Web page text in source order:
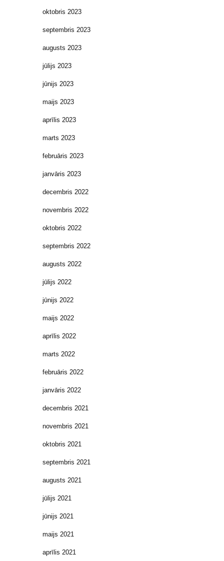
oktobris 2023
septembris 2023
augusts 2023
jūlijs 2023
jūnijs 2023
maijs 2023
aprīlis 2023
marts 2023
februāris 2023
janvāris 2023
decembris 2022
novembris 2022
oktobris 2022
septembris 2022
augusts 2022
jūlijs 2022
jūnijs 2022
maijs 2022
aprīlis 2022
marts 2022
februāris 2022
janvāris 2022
decembris 2021
novembris 2021
oktobris 2021
septembris 2021
augusts 2021
jūlijs 2021
jūnijs 2021
maijs 2021
aprīlis 2021